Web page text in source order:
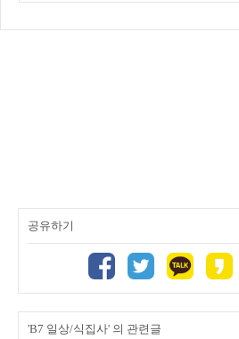
공유하기
'B7 일상/식집사' 의 관련글